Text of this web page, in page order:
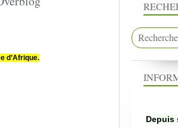
d’Afrique.
Depuis